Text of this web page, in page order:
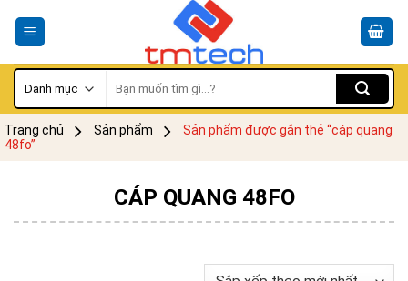
kiếm:
Trang chủ Sản phẩm
Sản phẩm được gắn thẻ “cáp quang
48fo”
CÁP QUANG 48FO